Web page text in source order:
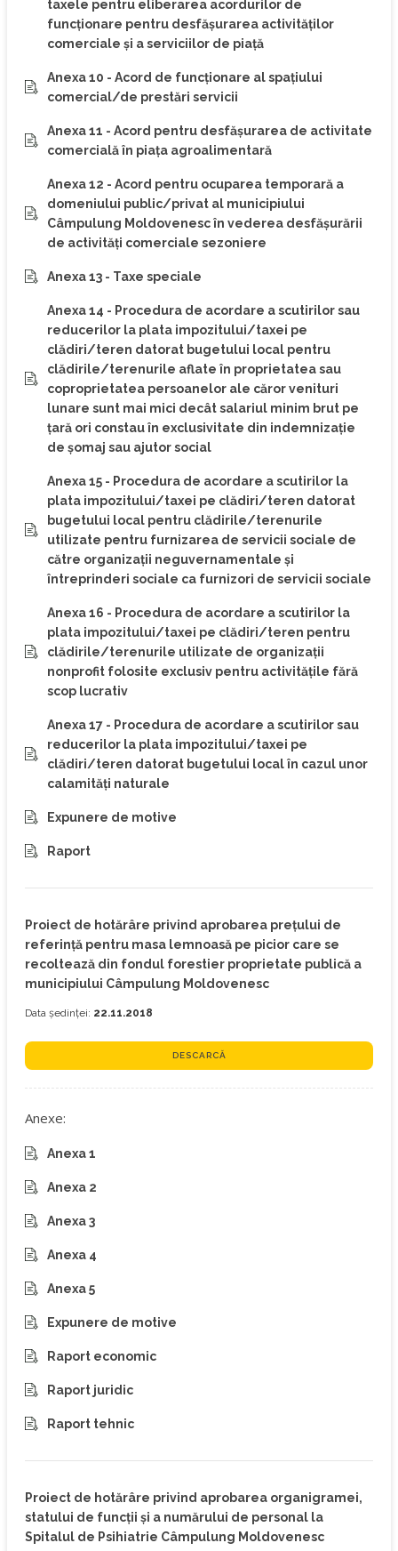
taxele pentru eliberarea acordurilor de
funcţionare pentru desfăşurarea activităţilor
comerciale şi a serviciilor de piaţă
Anexa 10 - Acord de funcţionare al spaţiului
comercial/de prestări servicii
Anexa 11 - Acord pentru desfăşurarea de activitate
comercială în piața agroalimentară
Anexa 12 - Acord pentru ocuparea temporară a
domeniului public/privat al municipiului
Câmpulung Moldovenesc în vederea desfăşurării
de activităţi comerciale sezoniere
Anexa 13 - Taxe speciale
Anexa 14 - Procedura de acordare a scutirilor sau
reducerilor la plata impozitului/taxei pe
clădiri/teren datorat bugetului local pentru
clădirile/terenurile aflate în proprietatea sau
coproprietatea persoanelor ale căror venituri
lunare sunt mai mici decât salariul minim brut pe
ţară ori constau în exclusivitate din indemnizaţie
de şomaj sau ajutor social
Anexa 15 - Procedura de acordare a scutirilor la
plata impozitului/taxei pe clădiri/teren datorat
bugetului local pentru clădirile/terenurile
utilizate pentru furnizarea de servicii sociale de
către organizaţii neguvernamentale şi
întreprinderi sociale ca furnizori de servicii sociale
Anexa 16 - Procedura de acordare a scutirilor la
plata impozitului/taxei pe clădiri/teren pentru
clădirile/terenurile utilizate de organizaţii
nonprofit folosite exclusiv pentru activităţile fără
scop lucrativ
Anexa 17 - Procedura de acordare a scutirilor sau
reducerilor la plata impozitului/taxei pe
clădiri/teren datorat bugetului local în cazul unor
calamități naturale
Expunere de motive
Raport
Proiect de hotărâre privind aprobarea prețului de
referință pentru masa lemnoasă pe picior care se
recoltează din fondul forestier proprietate publică a
municipiului Câmpulung Moldovenesc
Data ședinței: 22.11.2018
DESCARCĂ
Anexe:
Anexa 1
Anexa 2
Anexa 3
Anexa 4
Anexa 5
Expunere de motive
Raport economic
Raport juridic
Raport tehnic
Proiect de hotărâre privind aprobarea organigramei,
statului de funcţii şi a numărului de personal la
Spitalul de Psihiatrie Câmpulung Moldovenesc